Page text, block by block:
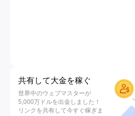
共有して大金を稼ぐ
世界中のウェブマスターが
5,000万ドルを出金しました！
リンクを共有して今すぐ稼ぎま